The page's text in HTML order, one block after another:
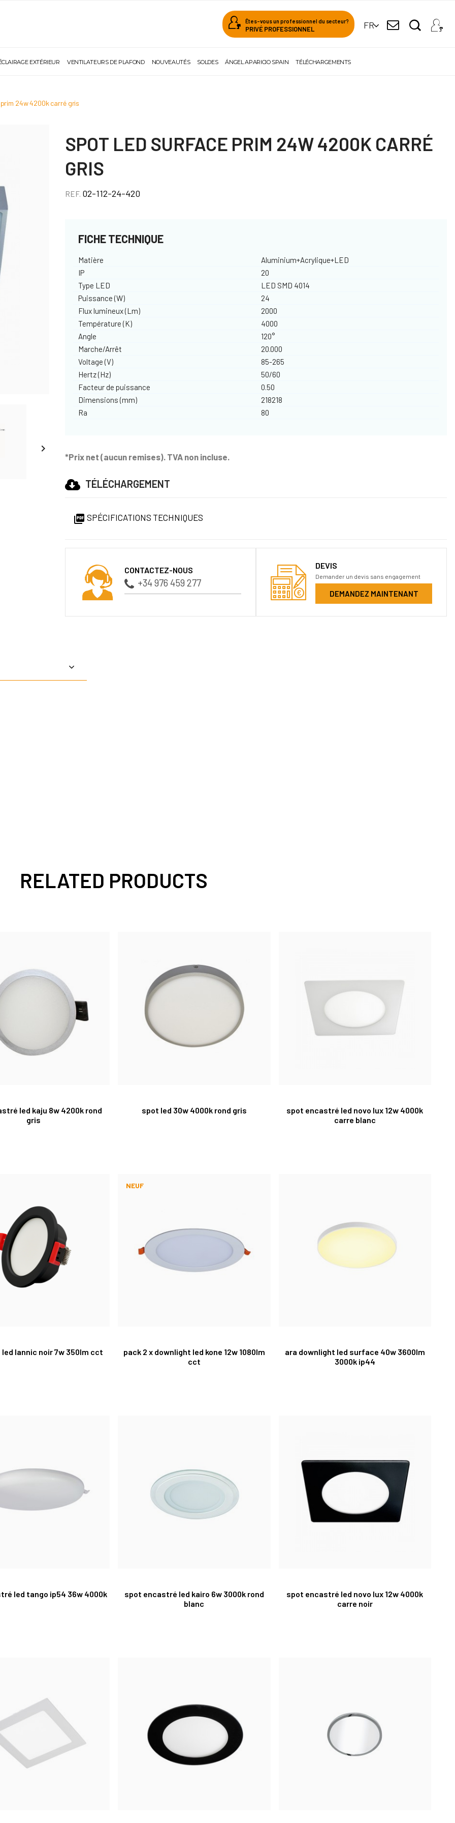
Êtes-vous un professionnel du secteur?
PRIVÉ PROFESSIONNEL FR
EXTÉRIEUR VENTILATEURS DE PLAFOND NOUVEAUTÉS SOLDES ÁNGEL APARICIO SPAIN TÉLÉCHARGEMENTS
24w 4200k carré gris

SPOT LED SURFACE PRIM 24W 4200K CARRÉ
GRIS
REF. 02-112-24-420
FICHE TECHNIQUE
Matière
Aluminium+Acrylique+LED
IP
20
Type LED
LED SMD 4014
Puissance (W)
24
Flux lumineux (Lm)
2000
Température (K)
4000
Angle
120°
Marche/Arrêt
20.000
Voltage (V)
85-265
Hertz (Hz)
50/60
Facteur de puissance
0.50
Dimensions (mm)
218218
Ra
80
*Prix net (aucun remises). TVA non incluse.
TÉLÉCHARGEMENT
 SPÉCIFICATIONS TECHNIQUES
CONTACTEZ-NOUS
+34 976 459 277
DEVIS
Demander un devis sans engagement
DEMANDEZ MAINTENANT
RELATED PRODUCTS
led kaju 8w 4200k rond
gris
spot led 30w 4000k rond gris
spot encastré led novo lux 12w 4000k
carre blanc
lannic noir 7w 350lm cct
pack 2 x downlight led kone 12w 1080lm
cct
NEUF
ara downlight led surface 40w 3600lm
3000k ip44
led tango ip54 36w 4000k
spot encastré led kairo 6w 3000k rond
blanc
spot encastré led novo lux 12w 4000k
carre noir